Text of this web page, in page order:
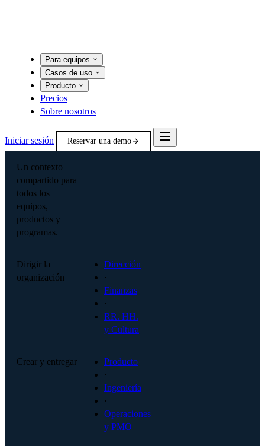
Para equipos
Casos de uso
Producto
Precios
Sobre nosotros
Iniciar sesión Reservar una demo
Un contexto
compartido para
todos los
equipos,
productos y
programas.
Dirigir la
organización
Dirección
·
Finanzas
·
RR. HH.
y Cultura
Crear y entregar
Producto
·
Ingeniería
·
Operaciones
y PMO